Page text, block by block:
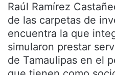
Raúl Ramírez
de las carpetas de
encuentra la que
simularon prestar
de Tamaulipas en el